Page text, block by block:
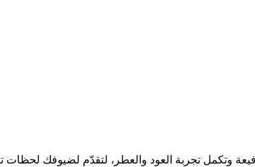
وتكمل تجربة العود والعطر، لتقدّم لضيوفك لحظات